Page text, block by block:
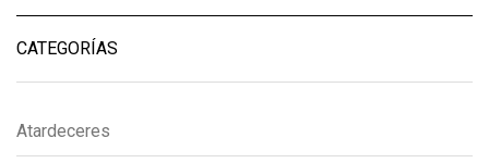
CATEGORÍAS
Atardeceres